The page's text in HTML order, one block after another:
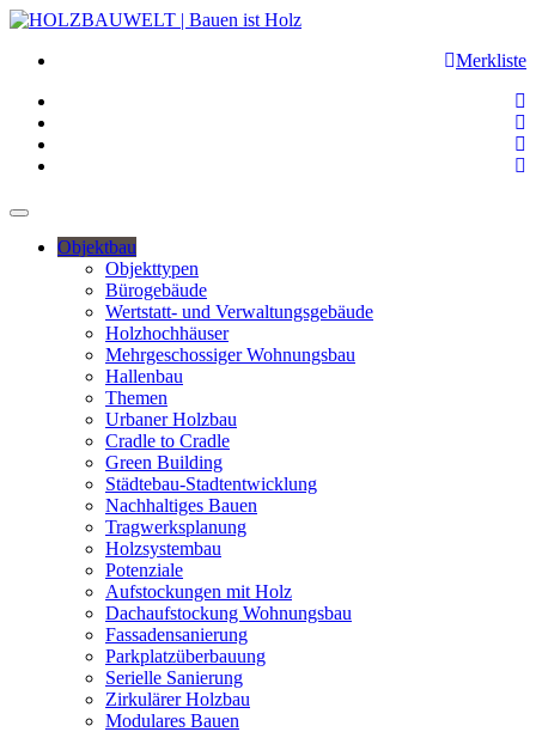
Merkliste
Objektbau
Objekttypen
Bürogebäude
Wertstatt- und Verwaltungsgebäude
Holzhochhäuser
Mehrgeschossiger Wohnungsbau
Hallenbau
Themen
Urbaner Holzbau
Cradle to Cradle
Green Building
Städtebau-Stadtentwicklung
Nachhaltiges Bauen
Tragwerksplanung
Holzsystembau
Potenziale
Aufstockungen mit Holz
Dachaufstockung Wohnungsbau
Fassadensanierung
Parkplatzüberbauung
Serielle Sanierung
Zirkulärer Holzbau
Modulares Bauen